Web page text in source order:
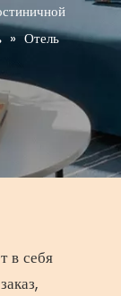
» Отель
в себя